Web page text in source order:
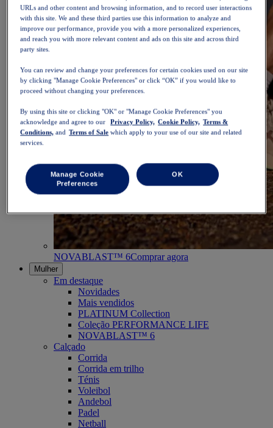
NOVABLAST™ 6Comprar agora
Mulher
Em destaque
Novidades
Mais vendidos
PLATINUM Collection
Coleção PERFORMANCE LIFE
NOVABLAST™ 6
Calçado
Corrida
Corrida em trilho
Ténis
Voleibol
Andebol
Padel
Netball
URLs and other content and browsing information, and to record user interactions
with this site. We and these third parties use this information to analyze and
improve our performance, provide you with a more personalized experiences,
and reach you with more relevant content and ads on this site and across third
party sites.
You can review and change your preferences for certain cookies used on our site
by clicking "Manage Cookie Preferences" or click “OK” if you would like to
proceed without changing your preferences.
By using this site or clicking "OK" or "Manage Cookie Preferences" you
acknowledge and agree to our
Privacy Policy, Cookie Policy, Terms &
Conditions, and Terms of Sale which apply to your use of our site and related
services.
Manage Cookie
Preferences
OK